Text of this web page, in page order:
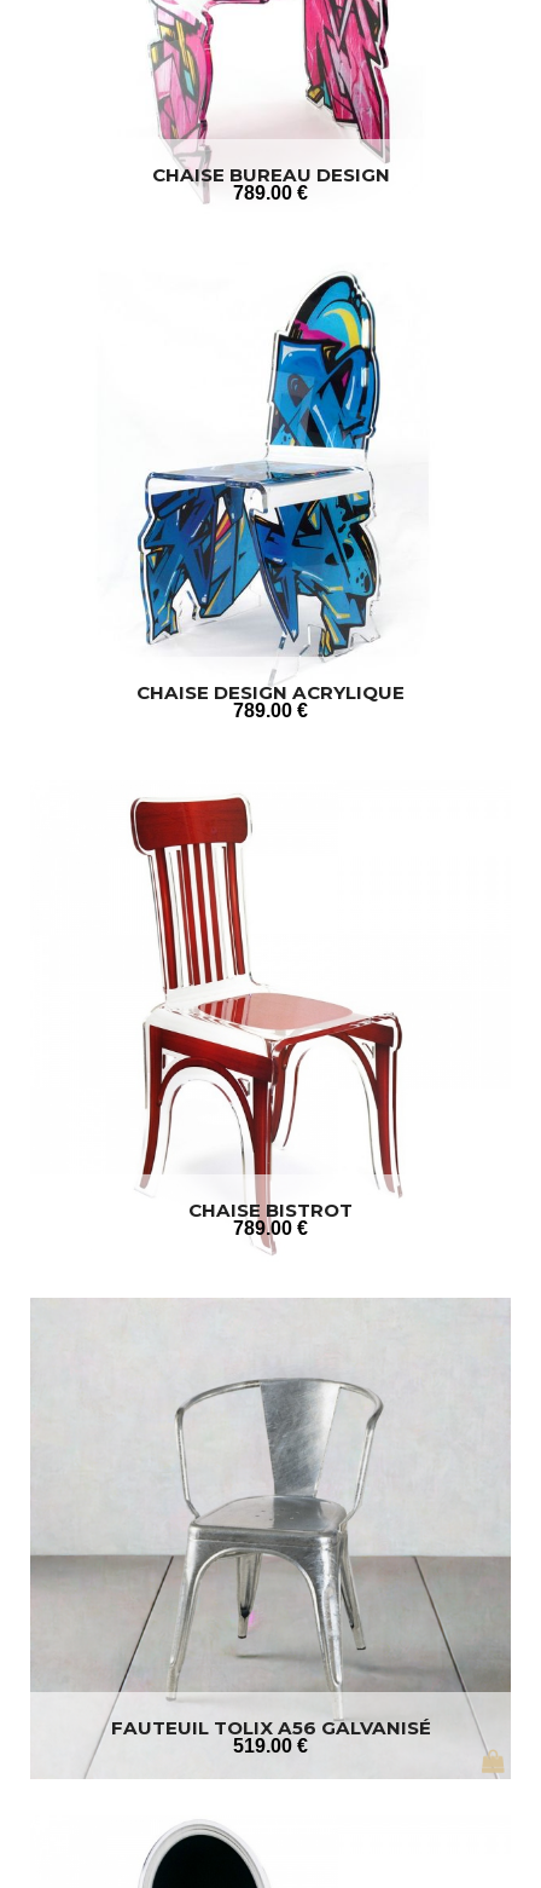
CHAISE BUREAU DESIGN
789.00 €
CHAISE DESIGN ACRYLIQUE
789.00 €
CHAISE BISTROT
789.00 €
FAUTEUIL TOLIX A56 GALVANISÉ
519.00 €